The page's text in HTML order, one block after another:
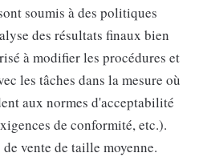
soumis à des politiques
des résultats finaux bien
à modifier les procédures et
les tâches dans la mesure où
aux normes d'acceptabilité
de conformité, etc.).
vente de taille moyenne.